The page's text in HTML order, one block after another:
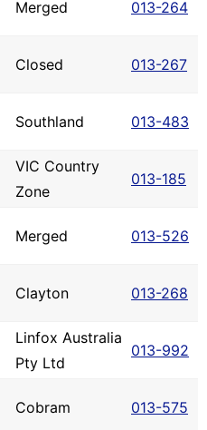
Merged 013-264
Closed 013-267
Southland 013-483
VIC Country
Zone
013-185
Merged 013-526
Clayton 013-268
Linfox Australia
Pty Ltd
013-992
Cobram 013-575